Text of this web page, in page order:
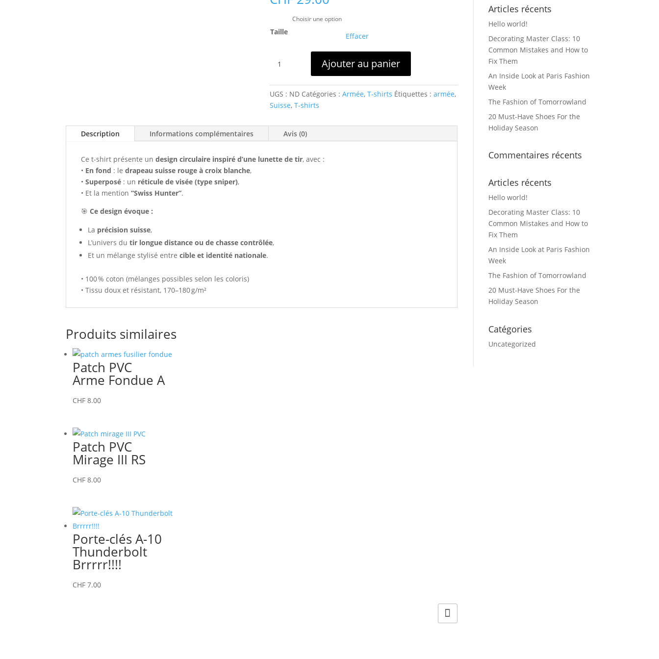
Taille Effacer
shirt
Swiss
Ajouter au panier
UGS : ND Catégories : Armée, T-shirts Étiquettes : armée,
Suisse, T-shirts
Description Informations complémentaires Avis (0)
Ce t-shirt présente undesign circulaire inspiré d’une lunette de tir, avec :
• En fond : ledrapeau suisse rouge à croix blanche,
•Superposé : un réticule de visée (type sniper),
• Et la mention“Swiss Hunter”.
🎯Ce design évoque :
La précision suisse,
L’univers dutir longue distance ou de chasse contrôlée,
Et un mélange stylisé entrecible et identité nationale.
• 100 % coton (mélanges possibles selon les coloris)
• Tissu doux et résistant, 170–180 g/m²
Produits similaires
Patch PVC
Arme Fondue A
CHF 8.00
Patch PVC
Mirage III RS
CHF 8.00
Porte-clés A-10
Thunderbolt
Brrrrr!!!!
CHF 7.00
Articles récents
Hello world!
Decorating Master Class: 10
Common Mistakes and How to
Fix Them
An Inside Look at Paris Fashion
Week
The Fashion of Tomorrowland
20 Must-Have Shoes For the
Holiday Season
Commentaires récents
Articles récents
Hello world!
Decorating Master Class: 10
Common Mistakes and How to
Fix Them
An Inside Look at Paris Fashion
Week
The Fashion of Tomorrowland
20 Must-Have Shoes For the
Holiday Season
Catégories
Uncategorized